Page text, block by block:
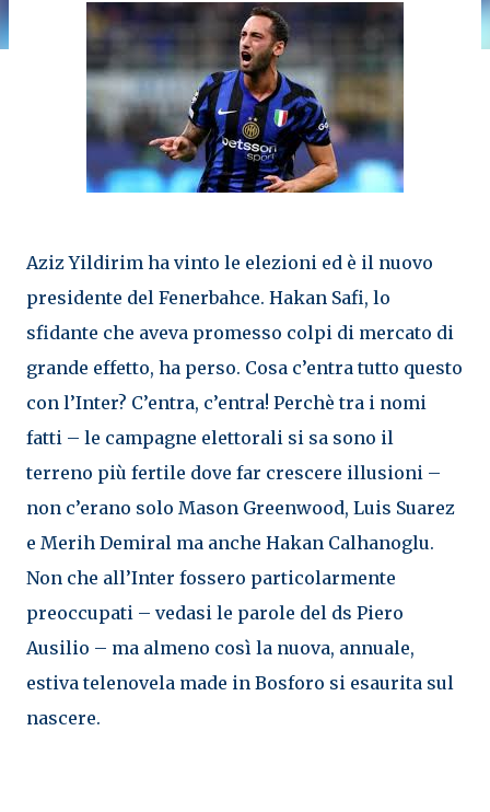
Aziz Yildirim ha vinto le elezioni ed è il nuovo
presidente del Fenerbahce. Hakan Safi, lo
sfidante che aveva promesso colpi di mercato di
grande effetto, ha perso. Cosa c’entra tutto questo
con l’Inter? C’entra, c’entra! Perchè tra i nomi
fatti – le campagne elettorali si sa sono il
terreno più fertile dove far crescere illusioni –
non c’erano solo Mason Greenwood, Luis Suarez
e Merih Demiral ma anche Hakan Calhanoglu.
Non che all’Inter fossero particolarmente
preoccupati – vedasi le parole del ds Piero
Ausilio – ma almeno così la nuova, annuale,
estiva telenovela made in Bosforo si esaurita sul
nascere.